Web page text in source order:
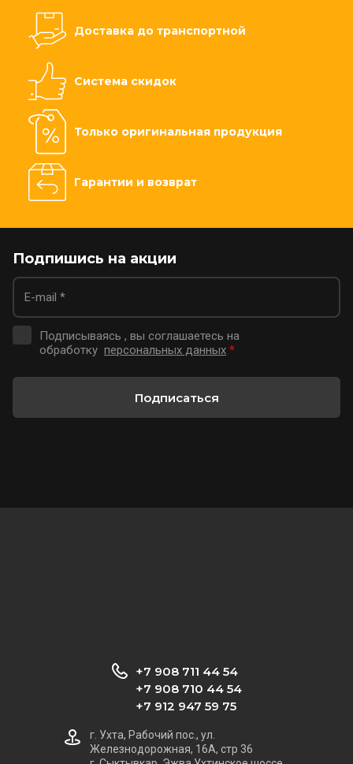
Доставка до транспортной
Система скидок
Только оригинальная продукция
Гарантии и возврат
Подпишись на акции
Подписываясь , вы соглашаетесь на
обработку персональных данных *
Подписаться
+7 908 711 44 54
+7 908 710 44 54
+7 912 947 59 75
г. Ухта, Рабочий пос., ул.
Железнодорожная, 16А, стр 36